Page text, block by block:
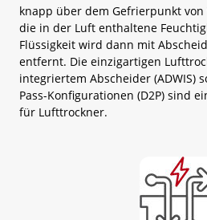
knapp über dem Gefrierpunkt
die in der Luft enthaltene
Flüssigkeit wird dann mit
entfernt. Die einzigartigen
integriertem Abscheider (ADWIS)
Pass-Konfigurationen (D2P) sind
für Lufttrockner.